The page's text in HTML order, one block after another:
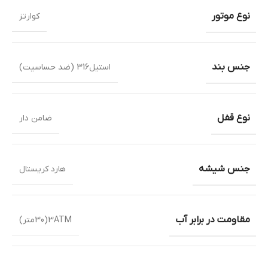
نوع موتور کوارتز
جنس بند استیل316 (ضد حساسیت)
نوع قفل ضامن دار
جنس شیشه هارد کریستال
مقاومت در برابر آب 3ATM(30متر)